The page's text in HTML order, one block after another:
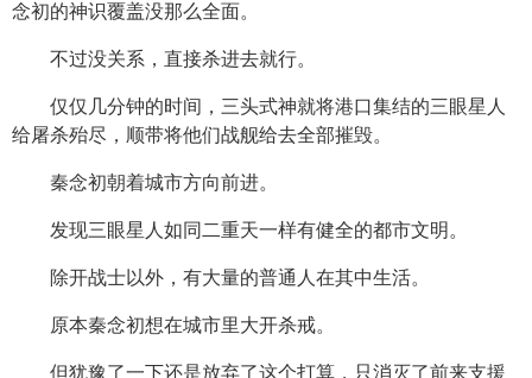
念初的神识覆盖没那么全面。
不过没关系，直接杀进去就行。
仅仅几分钟的时间，三头式神就将港口集结的三眼星人
给屠杀殆尽，顺带将他们战舰给去全部摧毁。
秦念初朝着城市方向前进。
发现三眼星人如同二重天一样有健全的都市文明。
除开战士以外，有大量的普通人在其中生活。
原本秦念初想在城市里大开杀戒。
但犹豫了一下还是放弃了这个打算，只消灭了前来支援